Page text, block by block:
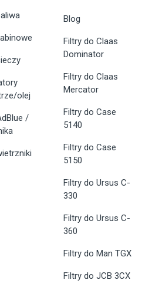
olej
/
Blog
Filtry do Claas
Dominator
Filtry do Claas
Mercator
Filtry do Case
5140
Filtry do Case
5150
Filtry do Ursus C-
330
Filtry do Ursus C-
360
Filtry do Man TGX
Filtry do JCB 3CX